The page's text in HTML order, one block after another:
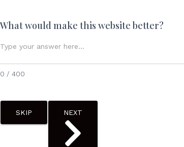
What would make this website better?
0 / 400
SKIP NEXT